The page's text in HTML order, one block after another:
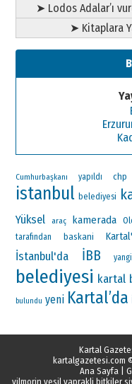
➤ Lodos Adalar’ı
➤ Kitaplara
Cumhurbaşkanı yapıldı chp
istanbul belediyesi
Yüksel
araç kamerada
tarafından baskani
İstanbul'da İBB
belediyesi kartal
bulundu yeni Kartal’da
Kartal
kartalgazetesi.com
Ana Sayfa
vilmorin yesil yaprakli bitkiler